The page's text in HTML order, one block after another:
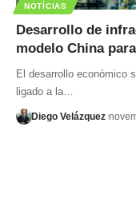
NOTÍCIAS
Desarrollo de
modelo China
El desarrollo económico
ligado a la…
Diego Velázquez